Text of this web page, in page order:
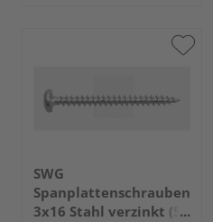
SWG
Spanplattenschrauben
3x16 Stahl verzinkt (50